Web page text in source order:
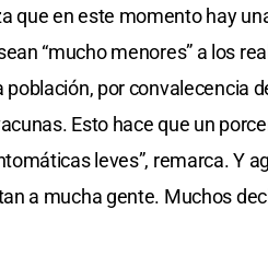
que en este momento hay
“mucho menores” a los
población, por convalecencia
Esto hace que un
leves”, remarca. Y
a mucha gente. Muchos